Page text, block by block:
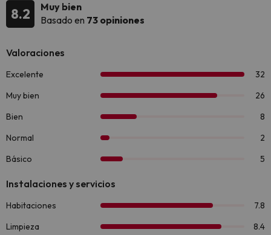
8.2
Muy bien
Basado en 73 opiniones